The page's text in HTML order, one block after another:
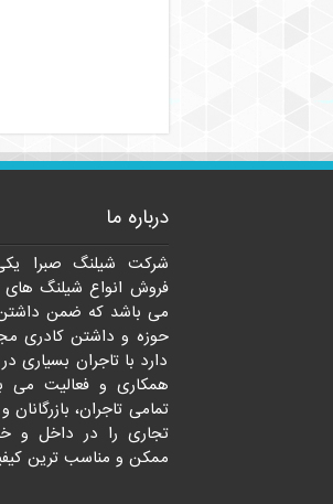
درباره ما
شرکت شیلنگ صبرا
فروش انواع شیلنگ های
می باشد که ضمن
حوزه و داشتن کادری
دارد با تاجران
همکاری و فعالیت می
تمامی تاجران،
تجاری را در داخل و
ممکن و مناسب ترین